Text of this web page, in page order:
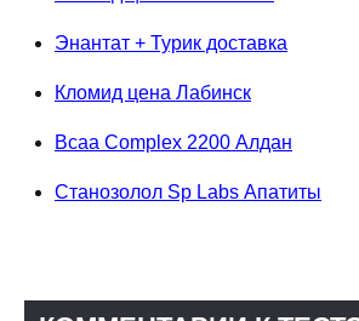
Энантат + Турик доставка
Кломид цена Лабинск
Bcaa Complex 2200 Алдан
Станозолол Sp Labs Апатиты